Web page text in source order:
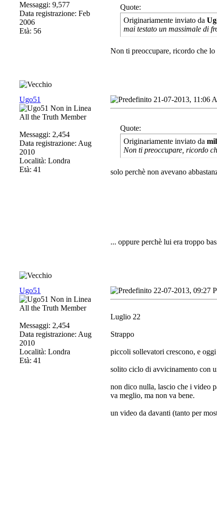
Messaggi: 9,577
Data registrazione: Feb
2006
Età: 56
Quote:
Originariamente inviato da
mai testato un massimale di
Non ti preoccupare, ricordo che lo
Ugo51
All the Truth Member
Messaggi: 2,454
Data registrazione: Aug
2010
Località: Londra
Età: 41
21-07-2013, 11:06
Quote:
Originariamente inviato da
Non ti preoccupare, ricordo
solo perchè non avevano
... oppure perchè lui era troppo
Ugo51
All the Truth Member
Messaggi: 2,454
Data registrazione: Aug
2010
Località: Londra
Età: 41
22-07-2013, 09:27
Luglio 22
Strappo
piccoli sollevatori crescono, e
solito ciclo di avvicinamento con
non dico nulla, lascio che i video
va meglio, ma non va bene.
un video da davanti (tanto per